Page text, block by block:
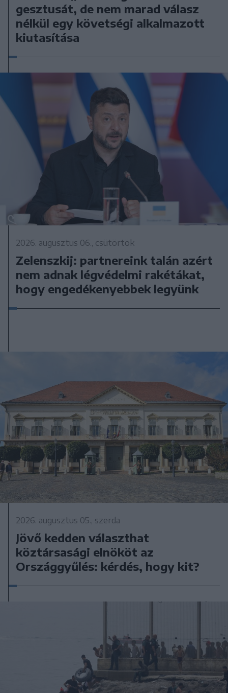
gesztusát, de nem marad válasz
nélkül egy követségi alkalmazott
kiutasítása
2026. augusztus 06., csütörtök
Zelenszkij: partnereink talán azért
nem adnak légvédelmi rakétákat,
hogy engedékenyebbek legyünk
2026. augusztus 05., szerda
Jövő kedden választhat
köztársasági elnököt az
Országgyűlés: kérdés, hogy kit?